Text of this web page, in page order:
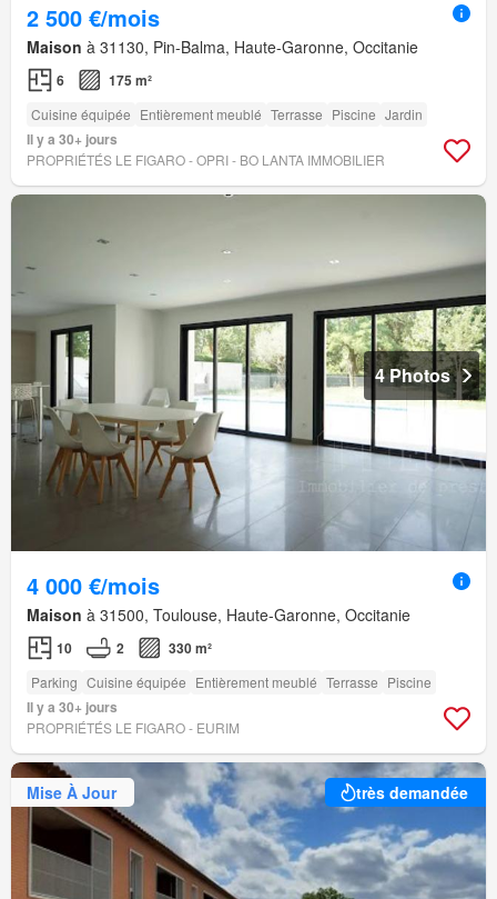
2 500 €/mois
Maison à 31130, Pin-Balma, Haute-Garonne, Occitanie
6 175 m²
Cuisine équipée Entièrement meublé Terrasse Piscine Jardin
Il y a 30+ jours
PROPRIÉTÉS LE FIGARO - OPRI - BO LANTA IMMOBILIER
4 Photos
4 000 €/mois
Maison à 31500, Toulouse, Haute-Garonne, Occitanie
10 2 330 m²
Parking Cuisine équipée Entièrement meublé Terrasse Piscine
Il y a 30+ jours
PROPRIÉTÉS LE FIGARO - EURIM
Mise À Jour très demandée